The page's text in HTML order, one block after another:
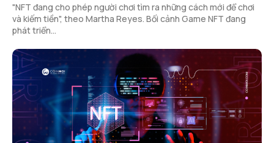
"NFT đang cho phép người chơi tìm ra những cách mới để chơi
và kiếm tiền", theo Martha Reyes. Bối cảnh Game NFT đang
phát triển...